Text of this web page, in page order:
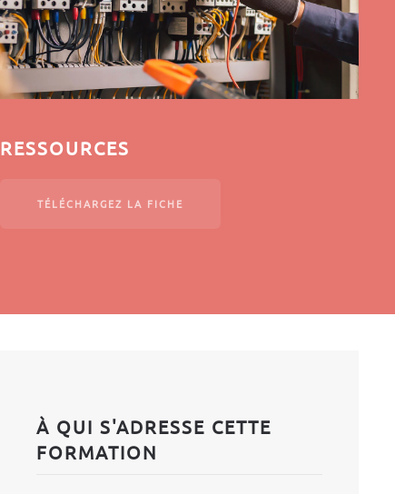
RESSOURCES
TÉLÉCHARGEZ LA FICHE
À QUI S'ADRESSE CETTE
FORMATION